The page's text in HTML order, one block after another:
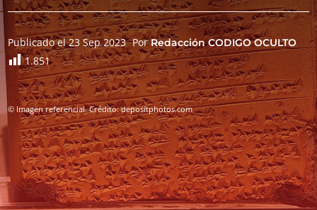
Publicado el 23 Sep 2023 PorRedacción CODIGO OCULTO
1.851
© Imagen referencial. Crédito: depositphotos.com